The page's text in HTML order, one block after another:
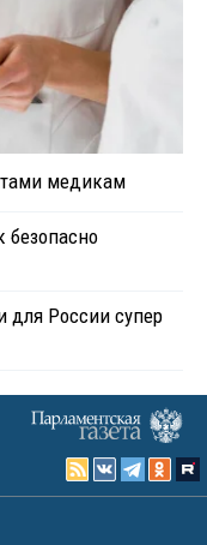
медикам
безопасно
для России супер